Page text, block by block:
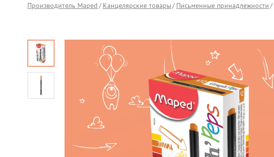
Производитель Maped Канцелярские товары Письменные принадлежности